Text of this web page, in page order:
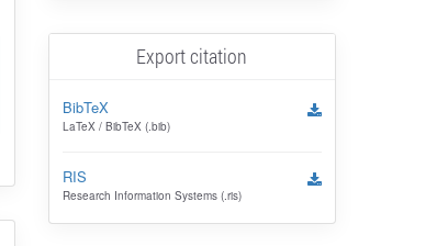
Export citation
BibTeX
LaTeX / BibTeX (.bib)
RIS
Research Information Systems (.ris)